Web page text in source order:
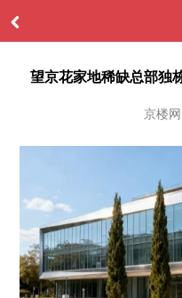
望京花家地稀缺总部独
京楼